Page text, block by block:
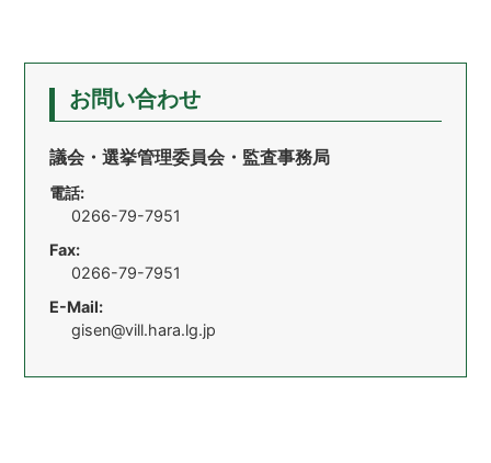
お問い合わせ
議会・選挙管理委員会・監査事務局
電話:
0266-79-7951
Fax:
0266-79-7951
E-Mail:
gisen@vill.hara.lg.jp